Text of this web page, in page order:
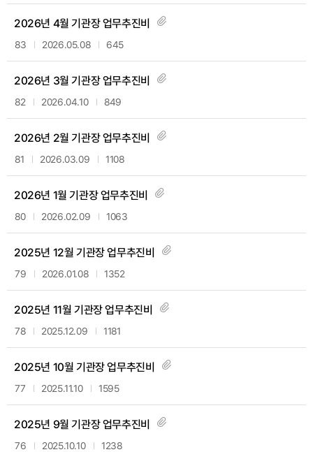
83
2026년 4월 기관장 업무추진비
2026.05.08 645
82
2026년 3월 기관장 업무추진비
2026.04.10 849
81
2026년 2월 기관장 업무추진비
2026.03.09 1108
80
2026년 1월 기관장 업무추진비
2026.02.09 1063
79
2025년 12월 기관장 업무추진비
2026.01.08 1352
78
2025년 11월 기관장 업무추진비
2025.12.09 1181
77
2025년 10월 기관장 업무추진비
2025.11.10 1595
76
2025년 9월 기관장 업무추진비
2025.10.10 1238